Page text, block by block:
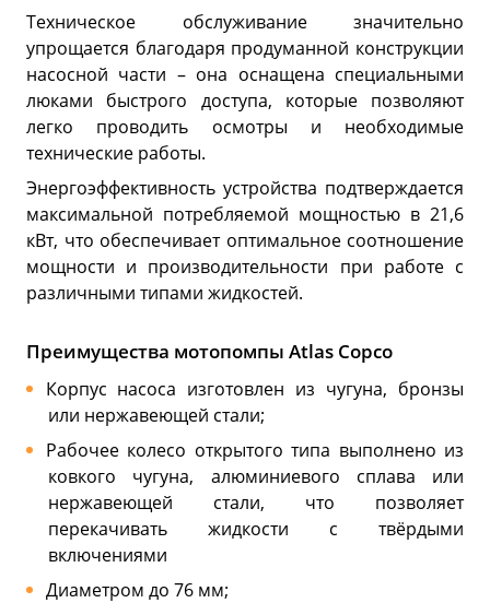
Техническое обслуживание значительно
упрощается благодаря продуманной конструкции
насосной части – она оснащена специальными
люками быстрого доступа, которые позволяют
легко проводить осмотры и необходимые
технические работы.
Энергоэффективность устройства подтверждается
максимальной потребляемой мощностью в 21,6
кВт, что обеспечивает оптимальное соотношение
мощности и производительности при работе с
различными типами жидкостей.
Преимущества мотопомпы Atlas Copco
Корпус насоса изготовлен из чугуна, бронзы
или нержавеющей стали;
Рабочее колесо открытого типа выполнено из
ковкого чугуна, алюминиевого сплава или
нержавеющей стали, что позволяет
перекачивать жидкости с твёрдыми
включениями
Диаметром до 76 мм;